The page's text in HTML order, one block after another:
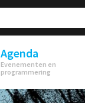
Agenda
Evenementen en
programmering